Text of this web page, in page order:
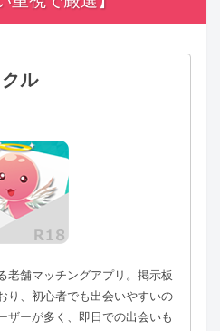
ル
老舗マッチングアプリ。掲示板
り、初心者でも出会いやすいの
ザーが多く、即日での出会いも